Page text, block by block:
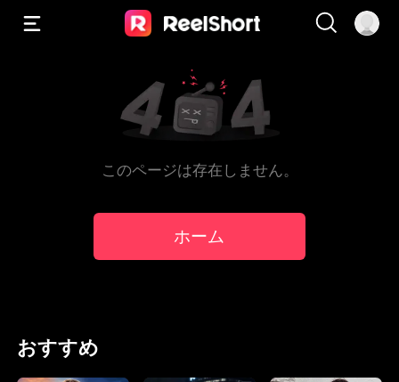
このページは存在しません。
ホーム
おすすめ